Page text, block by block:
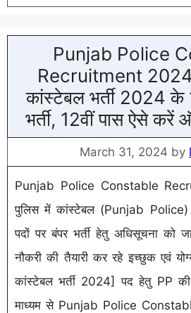
Punjab Police
Recruitment
कांस्टेबल भर्ती 2024 के
भर्ती, 12वीं पास ऐसे
March 31, 2024 by
Punjab Police Constable
पुलिस में कांस्टेबल (Punjab
पदों पर बंपर भर्ती हेतु अधिसूचना को
नौकरी की तैयारी कर रहे इच्छुक एवं
कांस्टेबल भर्ती 2024] पद हेतु PP
माध्यम से Punjab Police